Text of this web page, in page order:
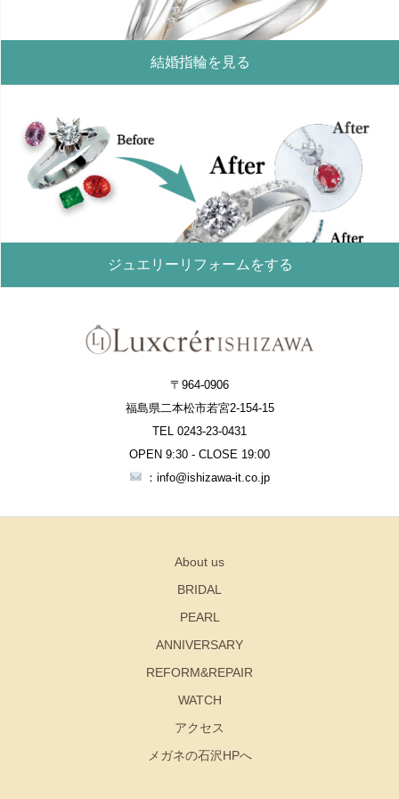
結婚指輪を見る
ジュエリーリフォームをする
〒964-0906
福島県二本松市若宮2-154-15
TEL 0243-23-0431
OPEN 9:30 - CLOSE 19:00
：info@ishizawa-it.co.jp
About us
BRIDAL
PEARL
ANNIVERSARY
REFORM&REPAIR
WATCH
アクセス
メガネの石沢HPへ